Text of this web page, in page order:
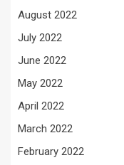
August 2022
July 2022
June 2022
May 2022
April 2022
March 2022
February 2022